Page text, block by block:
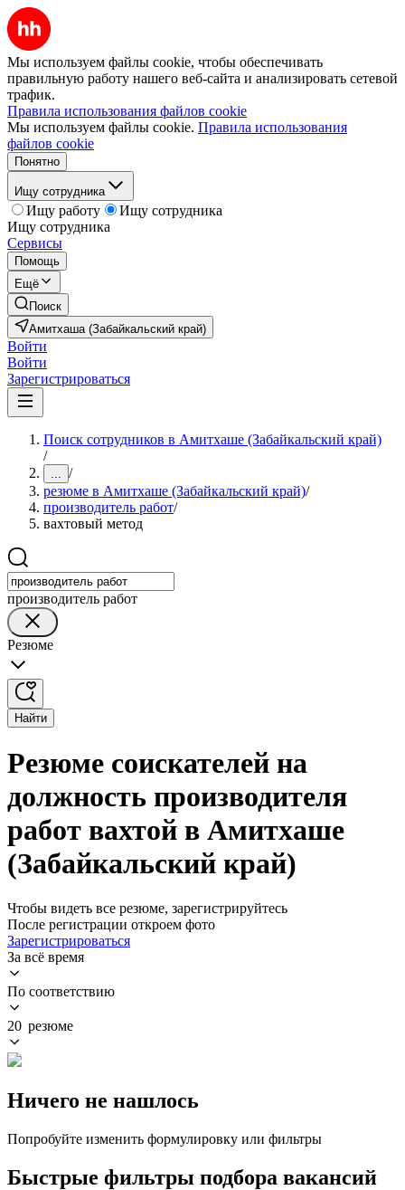
Мы используем файлы cookie, чтобы обеспечивать
правильную работу нашего веб-сайта и анализировать сетевой
трафик.
Правила использования файлов cookie
Мы используем файлы cookie. Правила использования
файлов cookie
Понятно
Ищу сотрудника
Ищу работу
Ищу сотрудника
Ищу сотрудника
Сервисы
Помощь
Ещё
Поиск
Амитхаша (Забайкальский край)
Войти
Войти
Зарегистрироваться
Поиск сотрудников в Амитхаше (Забайкальский край)
/
... /
резюме в Амитхаше (Забайкальский край)/
производитель работ/
вахтовый метод
производитель работ
Резюме
Найти
Резюме соискателей на
должность производителя
работ вахтой в Амитхаше
(Забайкальский край)
Чтобы видеть все резюме, зарегистрируйтесь
После регистрации откроем фото
Зарегистрироваться
За всё время
По соответствию
20 резюме
Ничего не нашлось
Попробуйте изменить формулировку или фильтры
Быстрые фильтры подбора вакансий